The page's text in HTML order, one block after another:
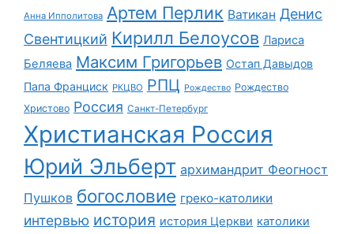
Анна Ипполитова Артем Перлик Ватикан Денис
Свентицкий Кирилл Белоусов Лариса
Беляева Максим Григорьев Остап Давыдов
Папа Франциск РКЦВО РПЦ Рождество Рождество
Христово Россия Санкт-Петербург
Христианская Россия
Юрий Эльберт архимандрит Феогност
Пушков богословие греко-католики
интервью история история Церкви католики